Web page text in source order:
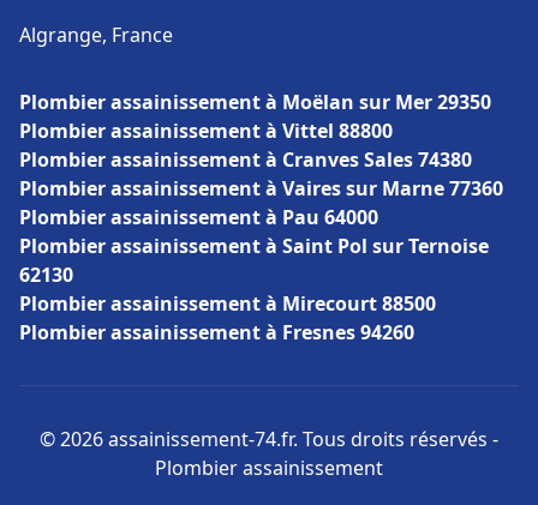
Algrange, France
Plombier assainissement à Moëlan sur Mer 29350
Plombier assainissement à Vittel 88800
Plombier assainissement à Cranves Sales 74380
Plombier assainissement à Vaires sur Marne 77360
Plombier assainissement à Pau 64000
Plombier assainissement à Saint Pol sur Ternoise
62130
Plombier assainissement à Mirecourt 88500
Plombier assainissement à Fresnes 94260
© 2026 assainissement-74.fr. Tous droits réservés -
Plombier assainissement